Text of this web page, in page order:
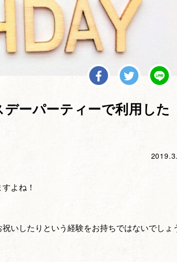
ーパーティーで利用した
よね！
いしたりという経験をお持ちではないでしょ